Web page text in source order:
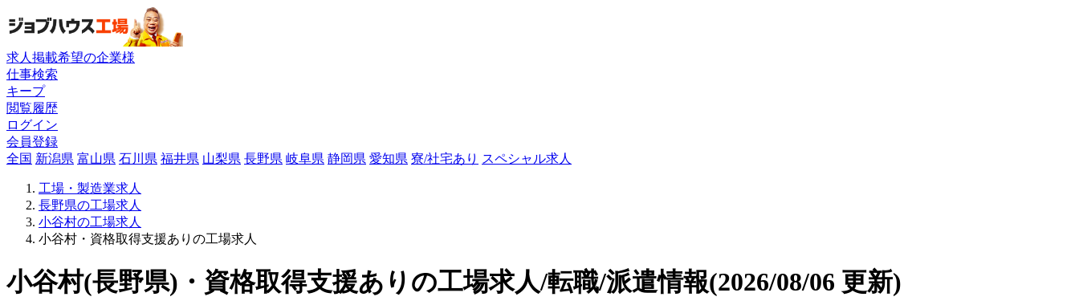
求人掲載希望の企業様
仕事検索
キープ
閲覧履歴
ログイン
会員登録
全国 新潟県 富山県 石川県 福井県 山梨県 長野県 岐阜県 静岡県 愛知県 寮/社宅あり スペシャル求人
工場・製造業求人
長野県の工場求人
小谷村の工場求人
小谷村・資格取得支援ありの工場求人
小谷村(長野県)・資格取得支援ありの工場求人/転職/派遣情報(2026/08/06 更新)